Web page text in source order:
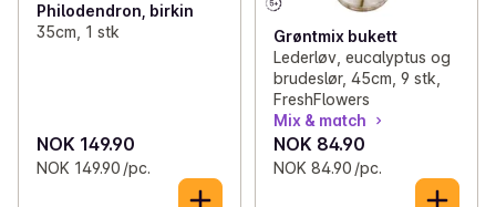
Philodendron, birkin
35cm, 1 stk
NOK 149.90
NOK 149.90 /pc.
Grøntmix bukett
Lederløv, eucalyptus og
brudeslør, 45cm, 9 stk,
FreshFlowers
Mix & match
NOK 84.90
NOK 84.90 /pc.